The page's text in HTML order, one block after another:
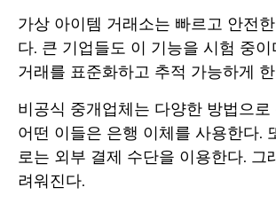
가상 아이템 거래소는 빠르고 안전
다. 큰 기업들도 이 기능을 시험 중
거래를 표준화하고 추적 가능하게
비공식 중개업체는 다양한 방법으로
어떤 이들은 은행 이체를 사용한다.
로는 외부 결제 수단을 이용한다. 그
려워진다.